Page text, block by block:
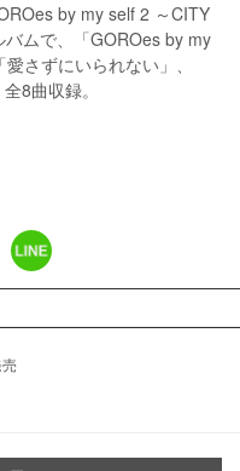
by my self 2 ～CITY
ムで、「GOROes by my
さずにいられない」、
8曲収録。